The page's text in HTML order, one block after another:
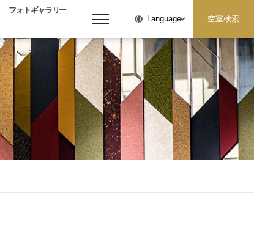
フォトギャラリー
メニューを開く
Language 空室検索
日付未定